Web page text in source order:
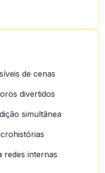
de cenas
divertidos
simultânea
redes internas